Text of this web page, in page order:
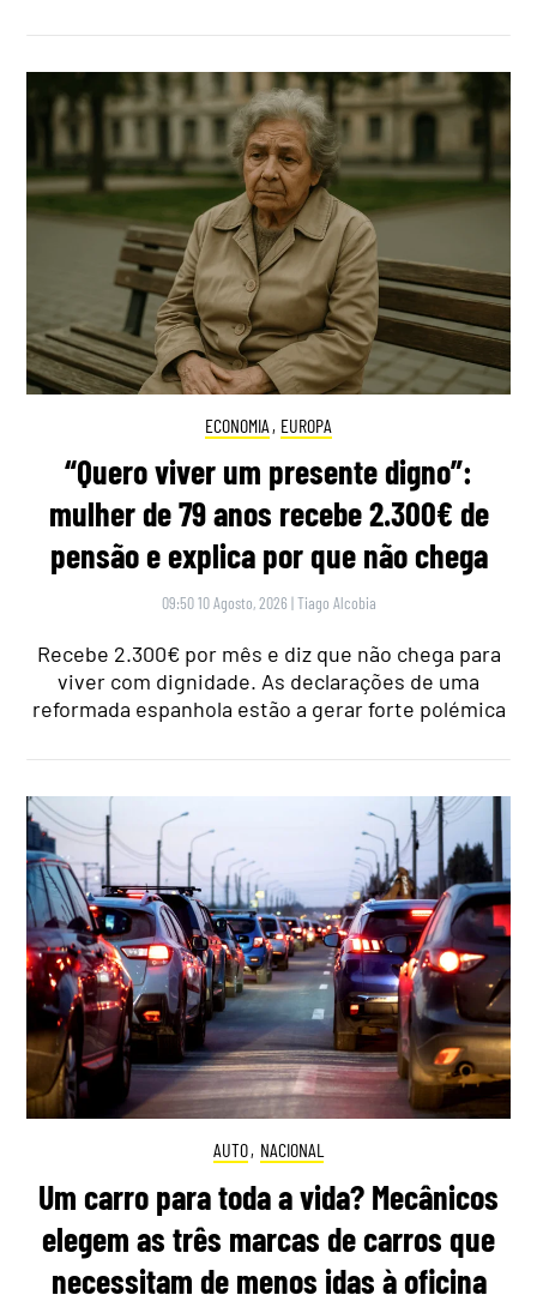
ECONOMIA , EUROPA
“Quero viver um presente digno”:
mulher de 79 anos recebe 2.300€ de
pensão e explica por que não chega
09:50 10 Agosto, 2026 |Tiago Alcobia
Recebe 2.300€ por mês e diz que não chega para
viver com dignidade. As declarações de uma
reformada espanhola estão a gerar forte polémica
AUTO, NACIONAL
Um carro para toda a vida? Mecânicos
elegem as três marcas de carros que
necessitam de menos idas à oficina